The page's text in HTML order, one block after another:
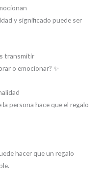
y significado puede ser
transmitir
o emocionar? ✨
persona hace que el regalo
hacer que un regalo